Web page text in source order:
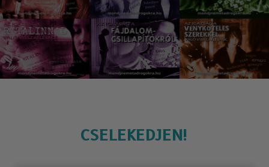
CSELEKEDJEN!